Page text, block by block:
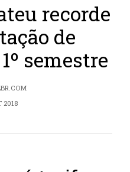
recorde
de
semestre
2018